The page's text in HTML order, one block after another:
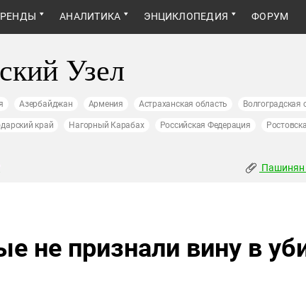
АНАЛИТИКА ЭНЦИКЛОПЕДИЯ ФОРУМ
Узел
Азербайджан Армения Астраханская область Волгоградская
край Нагорный Карабах Российская Федерация
Пашинян
не признали вину в